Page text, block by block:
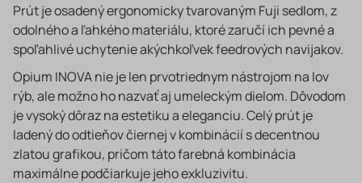
Prút je osadený ergonomicky tvarovaným Fuji sedlom, z
odolného a ľahkého materiálu, ktoré zaručí ich pevné a
spoľahlivé uchytenie akýchkoľvek feedrových navijakov.
Opium INOVA nie je len prvotriednym nástrojom na lov
rýb, ale možno ho nazvať aj umeleckým dielom. Dôvodom
je vysoký dôraz na estetiku a eleganciu. Celý prút je
ladený do odtieňov čiernej v kombinácií s decentnou
zlatou grafikou, pričom táto farebná kombinácia
maximálne podčiarkuje jeho exkluzivitu.